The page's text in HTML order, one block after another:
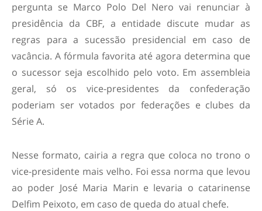
pergunta se Marco Polo Del Nero vai renunciar à
presidência da CBF, a entidade discute mudar as
regras para a sucessão presidencial em caso de
vacância. A fórmula favorita até agora determina que
o sucessor seja escolhido pelo voto. Em assembleia
geral, só os vice-presidentes da confederação
poderiam ser votados por federações e clubes da
Série A.
Nesse formato, cairia a regra que coloca no trono o
vice-presidente mais velho. Foi essa norma que levou
ao poder José Maria Marin e levaria o catarinense
Delfim Peixoto, em caso de queda do atual chefe.